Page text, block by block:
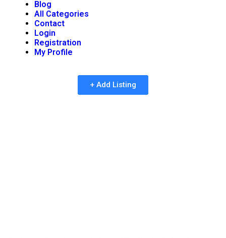
Blog
All Categories
Contact
Login
Registration
My Profile
+ Add Listing